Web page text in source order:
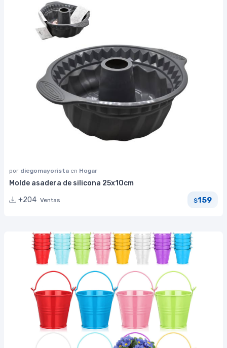
por diegomayorista en Hogar
Molde asadera de silicona 25x10cm
+204 Ventas $159